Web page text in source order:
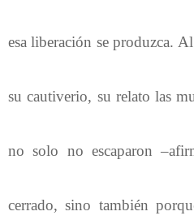
esa liberación se produzca.
su cautiverio, su relato las
no solo no escaparon
cerrado, sino también